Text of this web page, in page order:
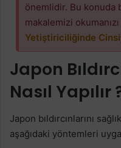
önemlidir. Bu
makalemizi
Yetiştiriciliğinde
Japon
Nasıl Yapılır
Japon bıldırcınlarını
aşağıdaki yöntemleri